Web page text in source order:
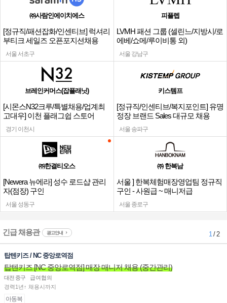
㈜사람인에이치에스
[정규직/패션잡화/인센티브] 럭셔리
부티크 세일즈 오픈포지션채용
서울 서초구
피플렙
LVMH 패션 그룹 (셀린느/지방시/로
에베/쇼메/루이비통 외)
서울 강남구
브레인커머스(잡플래닛)
[시몬스N32크루/특별채용/업계최
고대우] 이천 플래그쉽 스토어
경기 이천시
키스템프
[정규직/인센티브/복지포인트] 유명
정장 브랜드 Sales 대규모 채용
서울 송파구
㈜한결티오스
[Newera 뉴에라] 성수 로드샵 관리
자(점장) 구인
서울 성동구
㈜ 한복남
서울 ] 한복체험매장영업팀 정규직
구인 - 사원급 ~ 매니저급
서울 종로구
긴급 채용관 광고안내 1/ 2
탑텐키즈 / NC 중앙로역점
탑텐키즈 [NC 중앙로역점] 매장 매니저 채용 (중간관리)
대전 중구
급여협의
경력1년↑ 채용시까지
아동복